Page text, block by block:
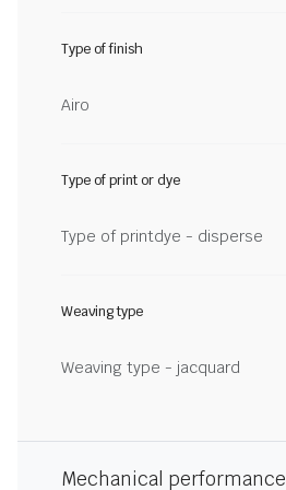
Type of finish
Airo
Type of print or dye
Type of printdye - disperse
Weaving type
Weaving type - jacquard
Mechanical performance